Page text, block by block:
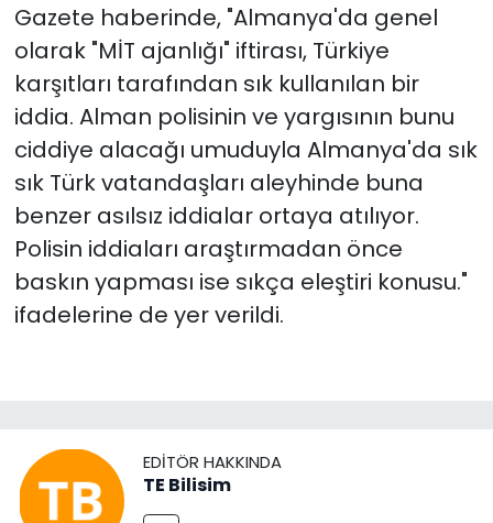
Gazete haberinde, "Almanya'da genel
olarak "MİT ajanlığı" iftirası, Türkiye
karşıtları tarafından sık kullanılan bir
iddia. Alman polisinin ve yargısının bunu
ciddiye alacağı umuduyla Almanya'da sık
sık Türk vatandaşları aleyhinde buna
benzer asılsız iddialar ortaya atılıyor.
Polisin iddiaları araştırmadan önce
baskın yapması ise sıkça eleştiri konusu."
ifadelerine de yer verildi.
EDITÖR HAKKINDA
TE Bilisim